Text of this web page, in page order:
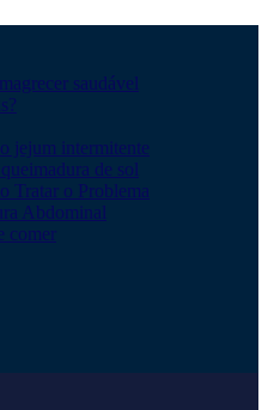
saudável
jejum intermitente
de sol
Tratar o Problema
Abdominal
comer